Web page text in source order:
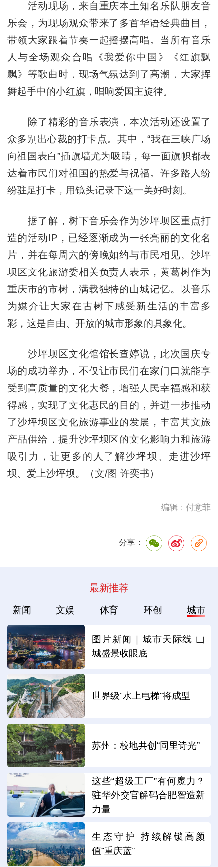
活动现场，来自重庆本土知名乐队朋友音
乐会，为现场观众带来了多首华语经典曲目，
带领大家跟着节奏一起摇摆高唱。当所有音乐
人与全场观众合唱《我爱你中国》《红旗飘
飘》等歌曲时，现场气氛达到了高潮，大家挥
舞起手中的小红旗，唱响爱国主旋律。
除了精彩的音乐表演，本次活动还设置了
众多别出心裁的打卡点。其中，“我在三峡广场
向祖国表白”插旗墙尤为吸睛，每一面旗帜都表
达着市民们对祖国的热爱与祝福。许多路人纷
纷驻足打卡，用镜头记录下这一美好时刻。
据了解，树下音乐会作为沙坪坝区重点打
造的活动IP，已经逐渐成为一张亮丽的文化名
片，并在每周六的傍晚如约与市民相见。沙坪
坝区文化旅游委相关负责人表示，黄葛树作为
重庆市的市树，满载独特的山城记忆。以音乐
为媒介让大家在古树下感受新生活的丰富多
彩，这是自由、开放的城市形象的具象化。
沙坪坝区文化馆馆长查婷说，此次国庆专
场的成功举办，不仅让市民们在家门口就能享
受到高质量的文化大餐，增强人民幸福感和获
得感，实现了文化惠民的目的，并进一步推动
了沙坪坝区文化旅游事业的发展，丰富其文旅
产品供给，提升沙坪坝区的文化影响力和旅游
吸引力，让更多的人了解沙坪坝、走进沙坪
坝、爱上沙坪坝。（文/图 许奕书）
编辑：付意菲
分享：
最新推荐
新闻 文娱 体育 环创 城市
图片新闻｜城市天际线 山
城盛景收眼底
世界级“水上电梯”将成型
苏州：校地共创“同里诗光”
这些“超级工厂”有何魔力？
驻华外交官解码合肥智造新
力量
生态守护 持续解锁高颜
值“重庆蓝”